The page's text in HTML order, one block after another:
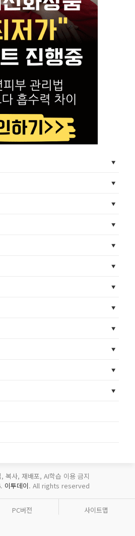
복사, 재배포, AI학습 이용 금지
이투데이. All rights reserved
PC버전 사이트맵